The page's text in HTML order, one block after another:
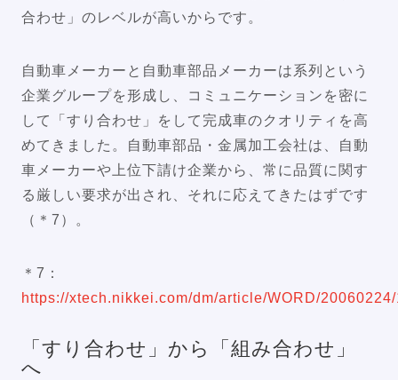
合わせ」のレベルが高いからです。
自動車メーカーと自動車部品メーカーは系列という
企業グループを形成し、コミュニケーションを密に
して「すり合わせ」をして完成車のクオリティを高
めてきました。自動車部品・金属加工会社は、自動
車メーカーや上位下請け企業から、常に品質に関す
る厳しい要求が出され、それに応えてきたはずです
（＊7）。
＊7：
https://xtech.nikkei.com/dm/article/WORD/
「すり合わせ」から「組み合わせ」
へ